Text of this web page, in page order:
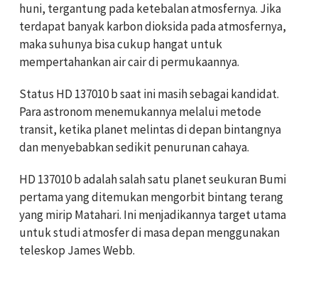
huni, tergantung pada ketebalan atmosfernya. Jika
terdapat banyak karbon dioksida pada atmosfernya,
maka suhunya bisa cukup hangat untuk
mempertahankan air cair di permukaannya.
Status HD 137010 b saat ini masih sebagai kandidat.
Para astronom menemukannya melalui metode
transit, ketika planet melintas di depan bintangnya
dan menyebabkan sedikit penurunan cahaya.
HD 137010 b adalah salah satu planet seukuran Bumi
pertama yang ditemukan mengorbit bintang terang
yang mirip Matahari. Ini menjadikannya target utama
untuk studi atmosfer di masa depan menggunakan
teleskop James Webb.